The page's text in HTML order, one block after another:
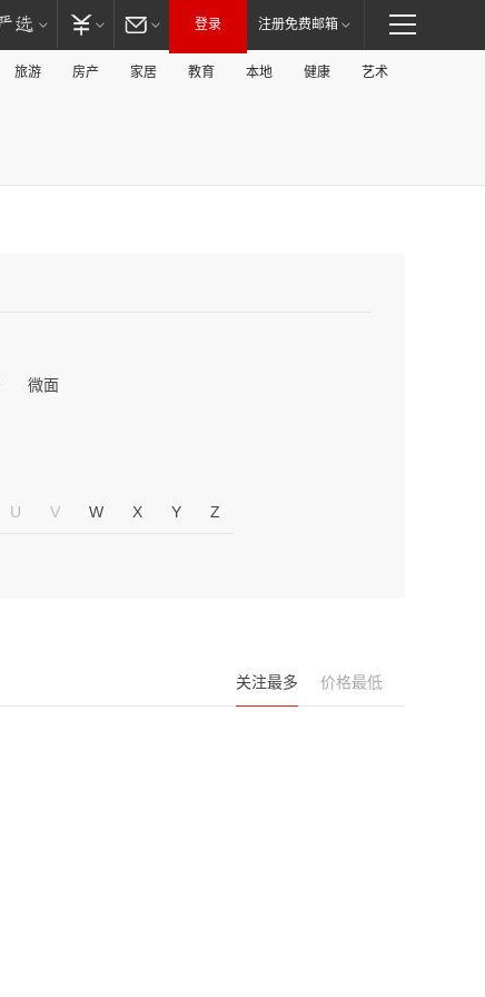
登录 注册免费邮箱
旅游 房产 家居 教育 本地 健康 艺术
微面
U V W X Y Z
关注最多 价格最低